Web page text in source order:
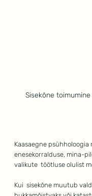
Sisekõne
Kaasaegne psühholoogia
enesekorralduse, mina-
valikute  töötluse olulist
Kui  sisekõne muutub